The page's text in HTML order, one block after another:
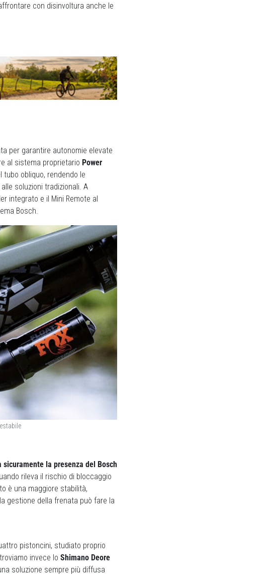
con disinvoltura anche le
per garantire autonomie elevate
al sistema proprietario Power
tubo obliquo, rendendo le
soluzioni tradizionali. A
integrato e il Mini Remote al
Bosch.
sicuramente la presenza del Bosch
rileva il rischio di bloccaggio
è una maggiore stabilità,
gestione della frenata può fare la
pistoncini, studiato proprio
invece lo Shimano Deore
soluzione sempre più diffusa